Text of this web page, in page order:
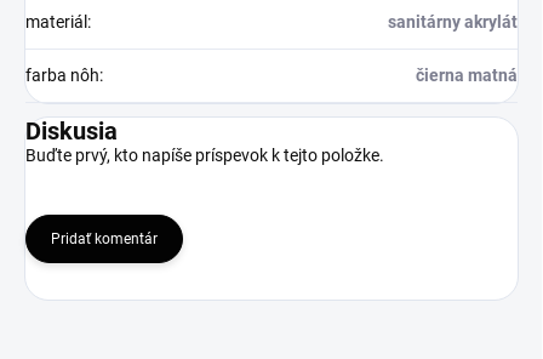
materiál : sanitárny akrylát
farba nôh: čierna matná
Diskusia
Buďte prvý, kto napíše príspevok k tejto položke.
Pridať komentár